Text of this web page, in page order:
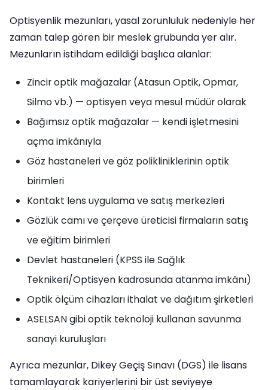
Optisyenlik mezunları, yasal zorunluluk nedeniyle her
zaman talep gören bir meslek grubunda yer alır.
Mezunların istihdam edildiği başlıca alanlar:
Zincir optik mağazalar (Atasun Optik, Opmar,
Silmo vb.) — optisyen veya mesul müdür olarak
Bağımsız optik mağazalar — kendi işletmesini
açma imkânıyla
Göz hastaneleri ve göz polikliniklerinin optik
birimleri
Kontakt lens uygulama ve satış merkezleri
Gözlük camı ve çerçeve üreticisi firmaların satış
ve eğitim birimleri
Devlet hastaneleri (KPSS ile Sağlık
Teknikeri/Optisyen kadrosunda atanma imkânı)
Optik ölçüm cihazları ithalat ve dağıtım şirketleri
ASELSAN gibi optik teknoloji kullanan savunma
sanayi kuruluşları
Ayrıca mezunlar, Dikey Geçiş Sınavı (DGS) ile lisans
tamamlayarak kariyerlerini bir üst seviyeye